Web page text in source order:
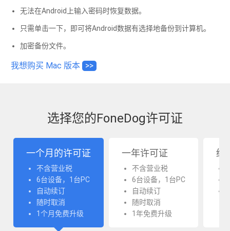
无法在Android上输入密码时恢复数据。
只需单击一下，即可将Android数据有选择地备份到计算机。
加密备份文件。
我想购买 Mac 版本 >>
选择您的FoneDog许可证
一个月的许可证
不含营业税
6台设备，1台PC
自动续订
随时取消
1个月免费升级
一年许可证
不含营业税
6台设备，1台PC
自动续订
随时取消
1年免费升级
终